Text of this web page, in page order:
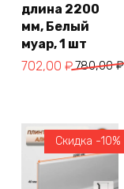
длина 2200
мм, Белый
муар, 1 шт
780,00₽
Первоначальная
780,00 ₽.
702,00 ₽
Текущая
Скидка -10%